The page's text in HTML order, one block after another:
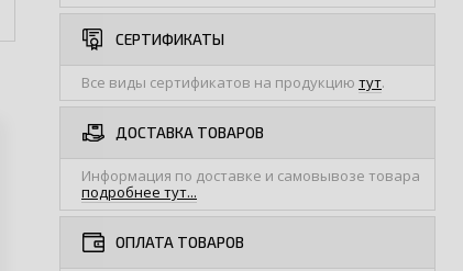
СЕРТИФИКАТЫ
Все виды сертификатов на продукцию тут.
ДОСТАВКА ТОВАРОВ
Информация по доставке и самовывозе товара
подробнее тут...
ОПЛАТА ТОВАРОВ